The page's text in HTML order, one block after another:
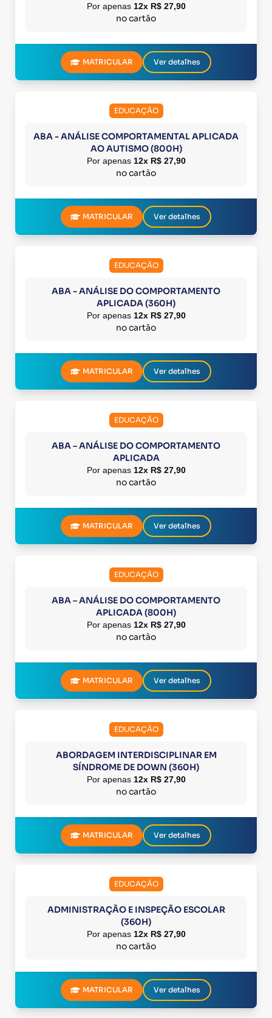
Por apenas 12x R$ 27,90
no cartão
MATRICULAR Ver detalhes
EDUCAÇÃO
ABA - ANÁLISE COMPORTAMENTAL APLICADA
AO AUTISMO (800H)
Por apenas 12x R$ 27,90
no cartão
MATRICULAR Ver detalhes
EDUCAÇÃO
ABA - ANÁLISE DO COMPORTAMENTO
APLICADA (360H)
Por apenas 12x R$ 27,90
no cartão
MATRICULAR Ver detalhes
EDUCAÇÃO
ABA – ANÁLISE DO COMPORTAMENTO
APLICADA
Por apenas 12x R$ 27,90
no cartão
MATRICULAR Ver detalhes
EDUCAÇÃO
ABA – ANÁLISE DO COMPORTAMENTO
APLICADA (800H)
Por apenas 12x R$ 27,90
no cartão
MATRICULAR Ver detalhes
EDUCAÇÃO
ABORDAGEM INTERDISCIPLINAR EM
SÍNDROME DE DOWN (360H)
Por apenas 12x R$ 27,90
no cartão
MATRICULAR Ver detalhes
EDUCAÇÃO
ADMINISTRAÇÃO E INSPEÇÃO ESCOLAR
(360H)
Por apenas 12x R$ 27,90
no cartão
MATRICULAR Ver detalhes